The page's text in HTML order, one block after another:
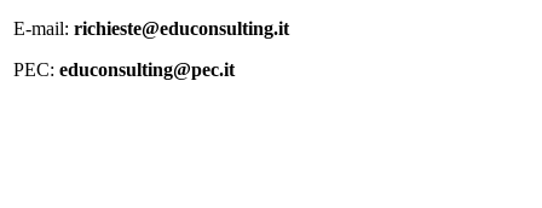
E-mail: richieste@educonsulting.it
PEC: educonsulting@pec.it